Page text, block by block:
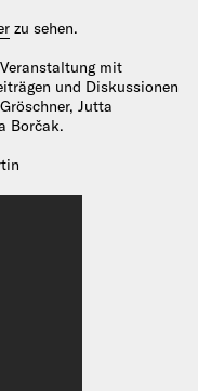
zu sehen.
mit
und Diskussionen
Jutta
Borčak.